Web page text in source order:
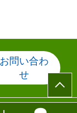
お問い合わ
せ